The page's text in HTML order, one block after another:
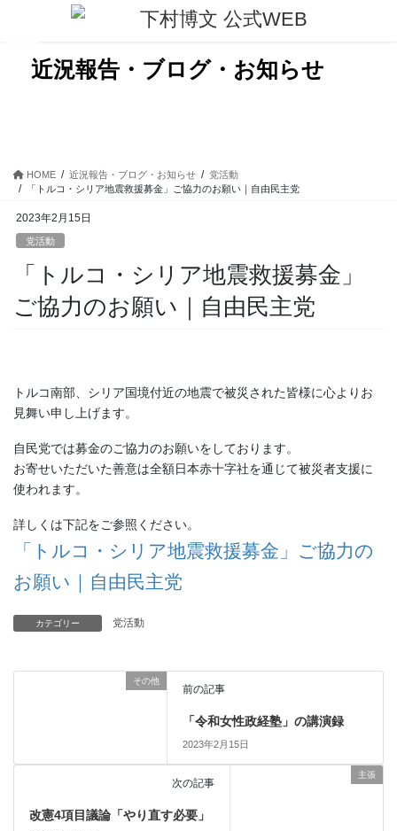
近況報告・ブログ・お知らせ
HOME 近況報告・ブログ・お知らせ
党活動
「トルコ・シリア地震救援募金」ご協力のお願い｜自由民主党
2023年2月15日
党活動
「トルコ・シリア地震救援募金」
ご協力のお願い｜自由民主党
トルコ南部、シリア国境付近の地震で被災された皆様に心よりお
見舞い申し上げます。
自民党では募金のご協力のお願いをしております。
お寄せいただいた善意は全額日本赤十字社を通じて被災者支援に
使われます。
詳しくは下記をご参照ください。
「トルコ・シリア地震救援募金」ご協力の
お願い｜自由民主党
カテゴリー 党活動
その他
前の記事
「令和女性政経塾」の講演録
2023年2月15日
主張
次の記事
改憲4項目議論「やり直す必要」